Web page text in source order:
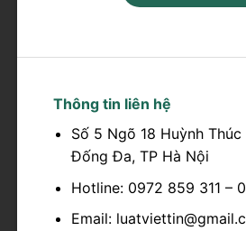
Thông tin liên hệ
Số 5 Ngõ 18 Huỳnh Thúc
Đống Đa, TP Hà Nội
Hotline: 0972 859 311 –
Email: